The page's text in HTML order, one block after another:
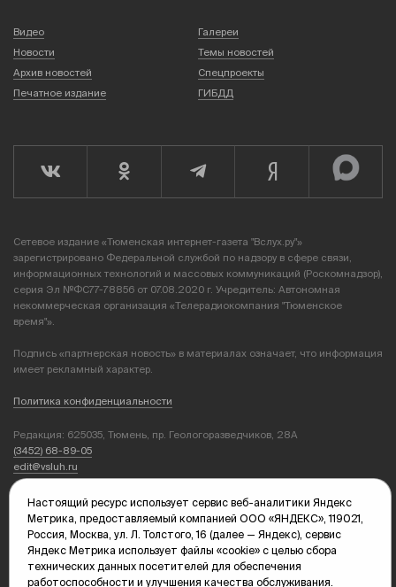
Видео
Галереи
Новости
Темы новостей
Архив новостей
Спецпроекты
Печатное издание
ГИБДД
Сетевое издание «Тюменская интернет-газета "Вслух.ру"»
зарегистрировано Федеральной службой по надзору в сфере связи,
информационных технологий и массовых коммуникаций (Роскомнадзор),
серия Эл №ФС77-78856 от 07.08.2020 г. Учредитель: Автономная
некоммерческая организация «Телерадиокомпания "Тюменское
время"».
Подпись «партнерская новость» в материалах означает, что информация
имеет рекламный характер.
Политика конфиденциальности
Редакция: 625035, Тюмень, пр. Геологоразведчиков, 28А
(3452) 68-89-05
edit@vsluh.ru
Главный редактор: Панкина Т.Ю.
kika@vsluh.ru
По вопросам рекламы:
(3452) 68-89-78
kotovaev@sibinformburo.ru
Настоящий ресурс использует сервис веб-аналитики Яндекс
Метрика, предоставляемый компанией ООО «ЯНДЕКС», 119021,
Россия, Москва, ул. Л. Толстого, 16 (далее — Яндекс), сервис
Яндекс Метрика использует файлы «cookie» с целью сбора
технических данных посетителей для обеспечения
работоспособности и улучшения качества обслуживания.